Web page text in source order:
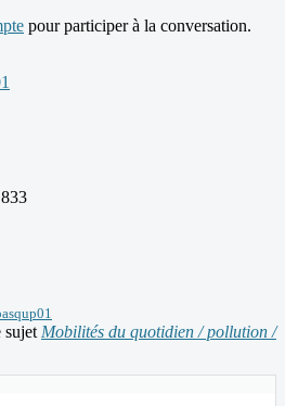
pour participer à la conversation.
sujet Mobilités du quotidien / pollution /